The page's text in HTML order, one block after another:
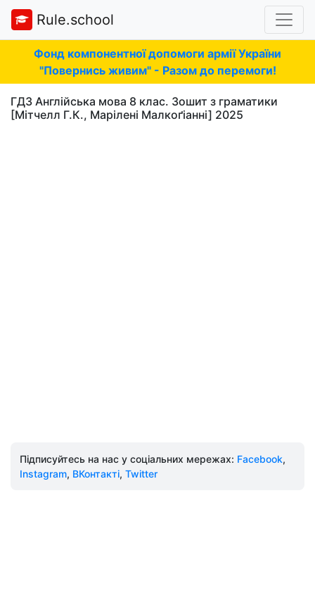
Rule.school
Фонд компонентної допомоги армії України
"Повернись живим" - Разом до перемоги!
ГДЗ Англійська мова 8 клас. Зошит з граматики
[Мітчелл Г.К., Марілені Малкоґіанні] 2025
Підписуйтесь на нас у соціальних мережах: Facebook,
Instagram, ВКонтакті, Twitter